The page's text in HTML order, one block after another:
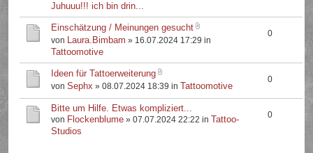
Juhuuu!!! ich bin drin...
Einschätzung / Meinungen gesucht
von Laura.Bimbam » 16.07.2024 17:29 in
Tattoomotive
0
Ideen für Tattoerweiterung
vonSephx » 08.07.2024 18:39 in Tattoomotive
0
Bitte um Hilfe. Etwas kompliziert...
von Flockenblume » 07.07.2024 22:22 in Tattoo-
Studios
0